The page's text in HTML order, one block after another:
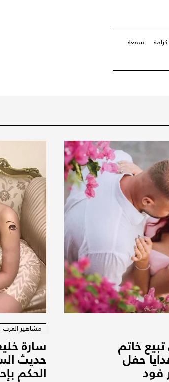
كرامة
سمعة
خاتم
حفل
فود
مشاهير العرب
سارة
حديث
الحكم